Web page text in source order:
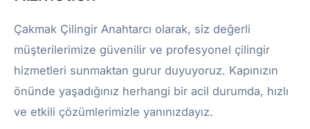
Çakmak Çilingir Anahtarcı olarak, siz değerli
müşterilerimize güvenilir ve profesyonel çilingir
hizmetleri sunmaktan gurur duyuyoruz. Kapınızın
önünde yaşadığınız herhangi bir acil durumda, hızlı
ve etkili çözümlerimizle yanınızdayız.